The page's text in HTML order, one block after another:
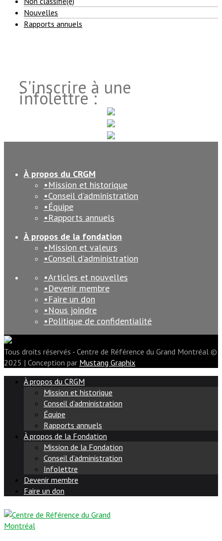
Nouvelles
Rapports annuels
S'inscrire à une
infolettre :
À propos du CRGM
Mission et historique
Conseil d’administration
Équipe
Rapports annuels
À propos de la fondation
Mission et valeurs
Conseil d’administration
Articles et nouvelles
Devenir membre
Faire un don
Nous joindre
Politique de confidentialité
Tous droits réservés - Centre de Référence du Grand Montréal ©
2025 | Conception par Mustang Graphix
À propos du CRGM
Mission et historique
Conseil d’administration
Équipe
Rapports annuels
À propos de la Fondation
Mission de la Fondation
Conseil d’administration
Infolettre
Devenir membre
Faire un don